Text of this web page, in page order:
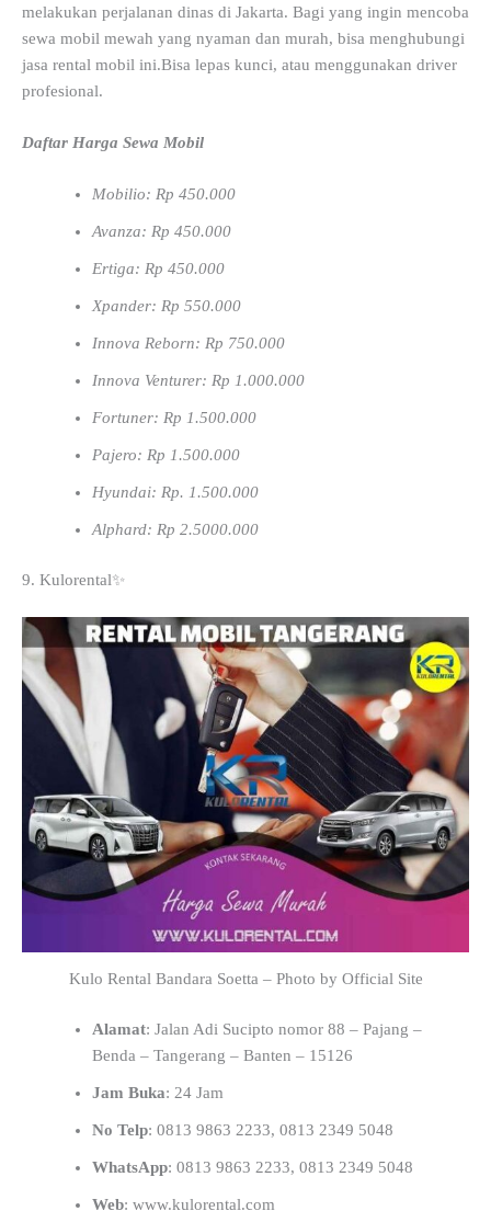
melakukan perjalanan dinas di Jakarta. Bagi yang ingin mencoba
sewa mobil mewah yang nyaman dan murah, bisa menghubungi
jasa rental mobil ini.Bisa lepas kunci, atau menggunakan driver
profesional.
Daftar Harga Sewa Mobil
Mobilio: Rp 450.000
Avanza: Rp 450.000
Ertiga: Rp 450.000
Xpander: Rp 550.000
Innova Reborn: Rp 750.000
Innova Venturer: Rp 1.000.000
Fortuner: Rp 1.500.000
Pajero: Rp 1.500.000
Hyundai: Rp. 1.500.000
Alphard: Rp 2.5000.000
9. Kulorental✨
Kulo Rental Bandara Soetta – Photo by Official Site
Alamat: Jalan Adi Sucipto nomor 88 – Pajang –
Benda – Tangerang – Banten – 15126
Jam Buka: 24 Jam
No Telp: 0813 9863 2233, 0813 2349 5048
WhatsApp: 0813 9863 2233, 0813 2349 5048
Web: www.kulorental.com